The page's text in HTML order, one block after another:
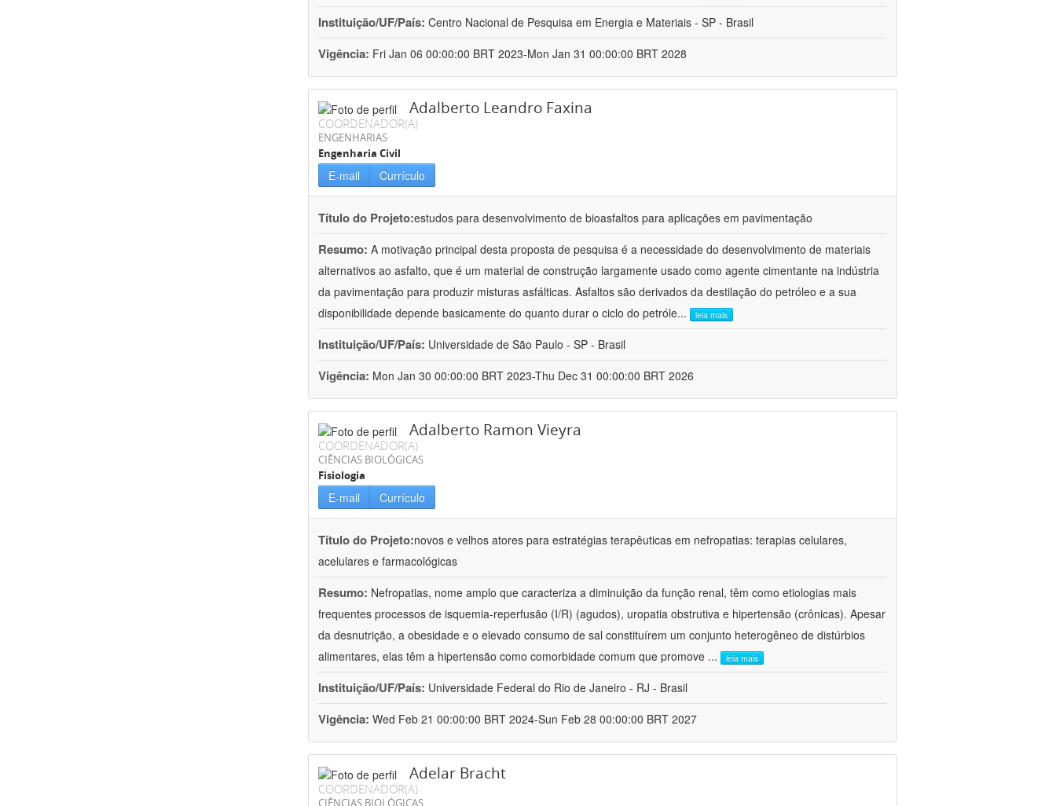
Instituição/UF/País: Centro Nacional de Pesquisa em Energia e Materiais - SP - Brasil
Vigência: Fri Jan 06 00:00:00 BRT 2023-Mon Jan 31 00:00:00 BRT 2028
Adalberto Leandro Faxina
COORDENADOR(A)
ENGENHARIAS
Engenharia Civil
E-mail Currículo
Título do Projeto:estudos para desenvolvimento de bioasfaltos para aplicações em pavimentação
Resumo: A motivação principal desta proposta de pesquisa é a necessidade do desenvolvimento de materiais
alternativos ao asfalto, que é um material de construção largamente usado como agente cimentante na indústria
da pavimentação para produzir misturas asfálticas. Asfaltos são derivados da destilação do petróleo e a sua
disponibilidade depende basicamente do quanto durar o ciclo do petróle... leia mais
Instituição/UF/País: Universidade de São Paulo - SP - Brasil
Vigência: Mon Jan 30 00:00:00 BRT 2023-Thu Dec 31 00:00:00 BRT 2026
Adalberto Ramon Vieyra
COORDENADOR(A)
CIÊNCIAS BIOLÓGICAS
Fisiologia
E-mail Currículo
Título do Projeto:novos e velhos atores para estratégias terapêuticas em nefropatias: terapias celulares,
acelulares e farmacológicas
Resumo: Nefropatias, nome amplo que caracteriza a diminuição da função renal, têm como etiologias mais
frequentes processos de isquemia-reperfusão (I/R) (agudos), uropatia obstrutiva e hipertensão (crônicas). Apesar
da desnutrição, a obesidade e o elevado consumo de sal constituírem um conjunto heterogêneo de distúrbios
alimentares, elas têm a hipertensão como comorbidade comum que promove ... leia mais
Instituição/UF/País: Universidade Federal do Rio de Janeiro - RJ - Brasil
Vigência: Wed Feb 21 00:00:00 BRT 2024-Sun Feb 28 00:00:00 BRT 2027
Adelar Bracht
COORDENADOR(A)
CIÊNCIAS BIOLÓGICAS